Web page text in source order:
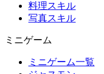
料理スキル
写真スキル
ミニゲーム
ミニゲーム一覧